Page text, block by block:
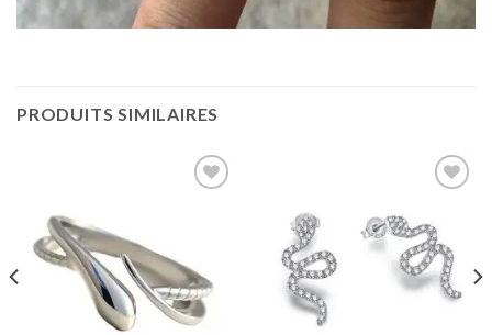
PRODUITS SIMILAIRES
wishlist